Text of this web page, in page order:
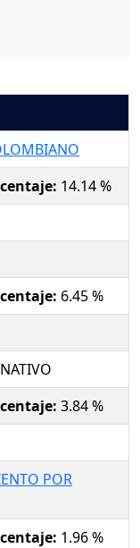
14.14 %
6.45 %
3.84 %
POR
1.96 %